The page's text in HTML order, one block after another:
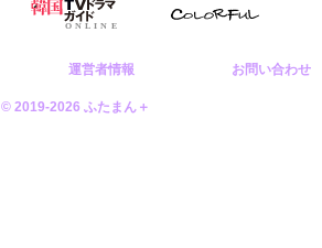
運営者情報 お問い合わせ
© 2019-2026 ふたまん＋